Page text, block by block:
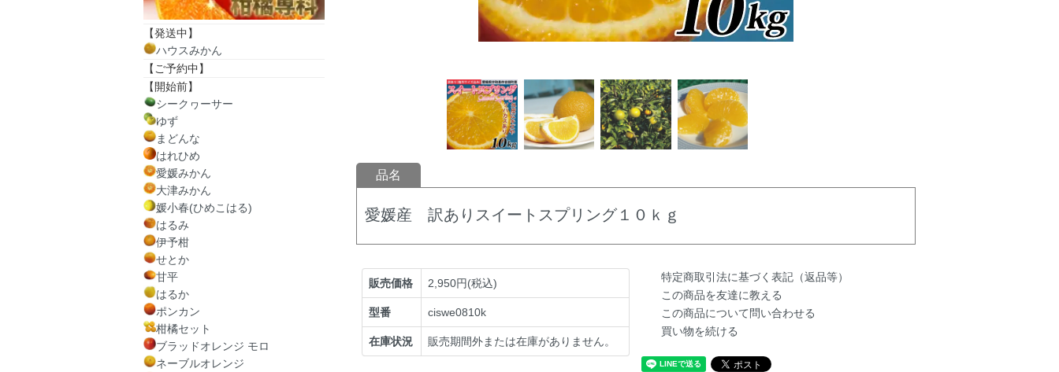
品名
愛媛産 訳ありスイートスプリング１０ｋｇ
販売価格 2,950円(税込)
型番 ciswe0810k
在庫状況 販売期間外または在庫がありません。
特定商取引法に基づく表記（返品等）
この商品を友達に教える
この商品について問い合わせる
買い物を続ける
【発送中】
ハウスみかん
【ご予約中】
【開始前】
シークヮーサー
ゆず
まどんな
はれひめ
愛媛みかん
大津みかん
媛小春(ひめこはる)
はるみ
伊予柑
せとか
甘平
はるか
ポンカン
柑橘セット
ブラッドオレンジ モロ
ネーブルオレンジ